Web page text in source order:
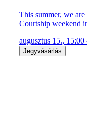
This summer, we
Courtship weekend
augusztus 15., 15:00
Jegyvásárlás